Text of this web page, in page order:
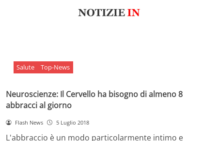
Salute Top-News
Neuroscienze: Il Cervello ha bisogno di almeno 8
abbracci al giorno
Flash News 5 Luglio 2018
L'abbraccio è un modo particolarmente intimo e